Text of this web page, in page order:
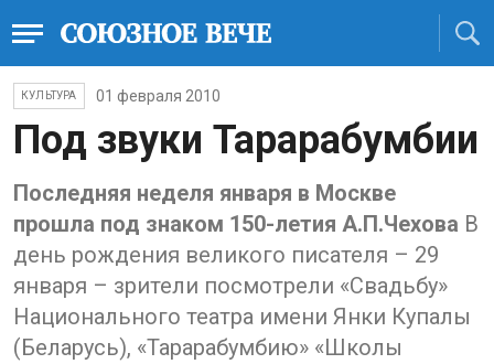
КУЛЬТУРА 01 февраля 2010
Под звуки Тарарабумбии
Последняя неделя января в Москве
прошла под знаком 150-летия А.П.Чехова В
день рождения великого писателя – 29
января – зрители посмотрели «Свадьбу»
Национального театра имени Янки Купалы
(Беларусь), «Тарарабумбию» «Школы